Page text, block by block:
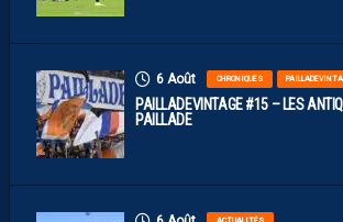
6 Août CHRONIQUES
PAILLADEVINTAGE #15 – LES
PAILLADE
ACTUALITÉS